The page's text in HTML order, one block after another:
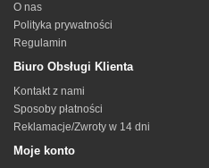
O nas
Polityka prywatności
Regulamin
Biuro Obsługi Klienta
Kontakt z nami
Sposoby płatności
Reklamacje/Zwroty w 14 dni
Moje konto